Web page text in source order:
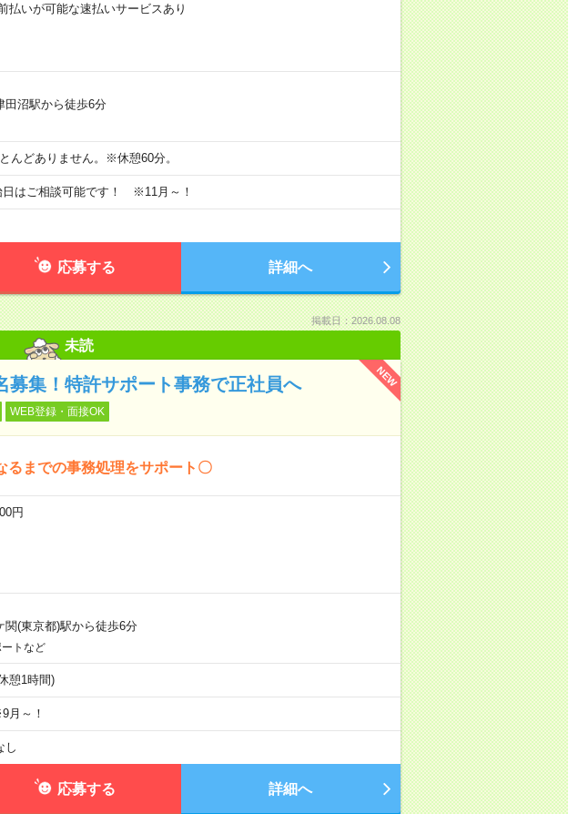
いが可能な速払いサービスあり
田沼駅から徒歩6分
どありません。※休憩60分。
はご相談可能です！ ※11月～！
応募する 詳細へ
掲載日：2026.08.08
未読
NEW
募集！特許サポート事務で正社員へ
WEB登録・面接OK
るまでの事務処理をサポート〇
円
関(東京都)駅から徒歩6分
トなど
憩1時間)
月～！
し
応募する 詳細へ